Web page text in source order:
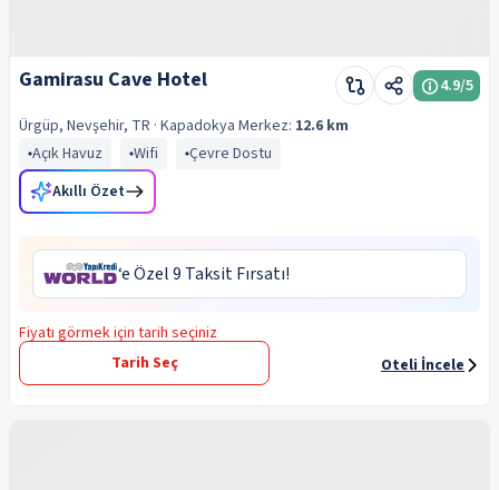
Gamirasu Cave Hotel 4.9/5
Ürgüp, Nevşehir, TR · Kapadokya Merkez: 12.6 km
Açık Havuz
Wifi
Çevre Dostu
Akıllı Özet
‘e Özel 9 Taksit Fırsatı!
Fiyatı görmek için tarih seçiniz
Tarih Seç
Oteli İncele